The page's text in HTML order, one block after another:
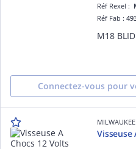
Réf Rexel :
Réf Fab :
Connectez-vous pour
MILWAUKEE
Visseuse